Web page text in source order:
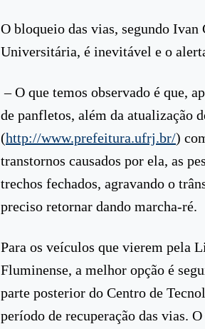
O bloqueio das vias, segundo
Universitária, é inevitável e o
– O que temos observado é que,
de panfletos, além da atualização
(http://www.prefeitura.ufrj.br/)
transtornos causados por ela, as
trechos fechados, agravando o
preciso retornar dando marcha-ré.
Para os veículos que vierem pela
Fluminense, a melhor opção é
parte posterior do Centro de
período de recuperação das vias.